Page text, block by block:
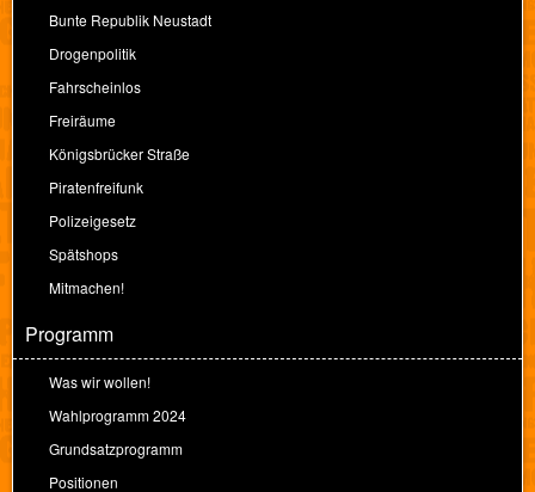
Bunte Republik Neustadt
Drogenpolitik
Fahrscheinlos
Freiräume
Königsbrücker Straße
Piratenfreifunk
Polizeigesetz
Spätshops
Mitmachen!
Programm
Was wir wollen!
Wahlprogramm 2024
Grundsatzprogramm
Positionen